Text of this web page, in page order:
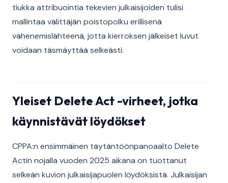
tiukka attribuointia tekevien julkaisijoiden tulisi
mallintaa välittäjän poistopolku erillisenä
vähenemislähteenä, jotta kierroksen jälkeiset luvut
voidaan täsmäyttää selkeästi.
Yleiset Delete Act -virheet, jotka
käynnistävät löydökset
CPPA:n ensimmäinen täytäntöönpanoaalto Delete
Actin nojalla vuoden 2025 aikana on tuottanut
selkeän kuvion julkaisijapuolen löydöksistä. Julkaisijan